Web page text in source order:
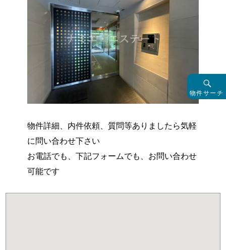
物件詳細、内件依頼、質問等ありましたら気軽
に問い合わせ下さい
お電話でも、下記フォームでも、お問い合わせ
可能です
物件サーチ